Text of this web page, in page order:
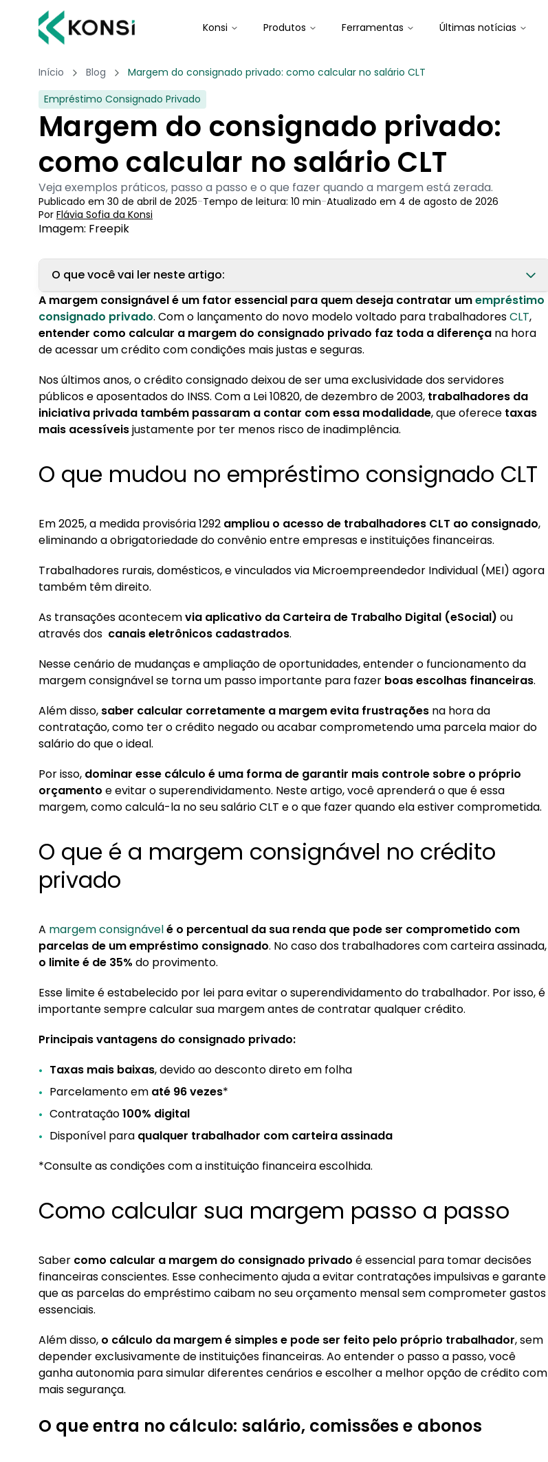
Konsi Produtos Ferramentas Últimas notícias
Início Blog
Margem do consignado privado: como calcular no salário CLT
Empréstimo Consignado Privado
Margem do consignado privado:
como calcular no salário CLT
Veja exemplos práticos, passo a passo e o que fazer quando a margem está zerada.
Publicado em 30 de abril de 2025-Tempo de leitura: 10 min-Atualizado em 4 de agosto de 2026
Por Flávia Sofia da Konsi
Imagem: Freepik
O que você vai ler neste artigo:
1. O que mudou no empréstimo consignado CLT
2. O que é a margem consignável no crédito privado
3.1. O que entra no cálculo: salário, comissões e abonos
3.2. O que não entra no cálculo da margem consignável
3.3. Percentual máximo da margem em 2025
5. Fatores que reduzem a margem disponível
A margem consignável é um fator essencial para quem deseja contratar umempréstimo
consignado privado. Com o lançamento do novo modelo voltado para trabalhadoresCLT,
entender como calcular a margem do consignado privado faz toda a diferença na hora
de acessar um crédito com condições mais justas e seguras.
Nos últimos anos, o crédito consignado deixou de ser uma exclusividade dos servidores
públicos e aposentados do INSS. Com a Lei 10820, de dezembro de 2003, trabalhadores da
iniciativa privada também passaram a contar com essa modalidade, que oferece taxas
mais acessíveisjustamente por ter menos risco de inadimplência.
O que mudou no empréstimo consignado CLT
Em 2025, a medida provisória 1292 ampliou o acesso de trabalhadores CLT ao consignado,
eliminando a obrigatoriedade do convênio entre empresas e instituições financeiras.
Trabalhadores rurais, domésticos, e vinculados via Microempreendedor Individual (MEI) agora
também têm direito.
As transações acontecemvia aplicativo da Carteira de Trabalho Digital (eSocial) ou
através dos canais eletrônicos cadastrados.
Nesse cenário de mudanças e ampliação de oportunidades, entender o funcionamento da
margem consignável se torna um passo importante para fazer boas escolhas financeiras.
Além disso, saber calcular corretamente a margem evita frustrações na hora da
contratação, como ter o crédito negado ou acabar comprometendo uma parcela maior do
salário do que o ideal.
Por isso, dominar esse cálculo é uma forma de garantir mais controle sobre o próprio
orçamento e evitar o superendividamento. Neste artigo, você aprenderá o que é essa
margem, como calculá-la no seu salário CLT e o que fazer quando ela estiver comprometida.
O que é a margem consignável no crédito
privado
A margem consignávelé o percentual da sua renda que pode ser comprometido com
parcelas de um empréstimo consignado. No caso dos trabalhadores com carteira assinada,
o limite é de 35% do provimento.
Esse limite é estabelecido por lei para evitar o superendividamento do trabalhador. Por isso, é
importante sempre calcular sua margem antes de contratar qualquer crédito.
Principais vantagens do consignado privado:
Taxas mais baixas, devido ao desconto direto em folha
Parcelamento em até 96 vezes*
Contratação100% digital
Disponível para qualquer trabalhador com carteira assinada
*Consulte as condições com a instituição financeira escolhida.
Como calcular sua margem passo a passo
Saber como calcular a margem do consignado privado é essencial para tomar decisões
financeiras conscientes. Esse conhecimento ajuda a evitar contratações impulsivas e garante
que as parcelas do empréstimo caibam no seu orçamento mensal sem comprometer gastos
essenciais.
Além disso, o cálculo da margem é simplese pode ser feito pelo próprio trabalhador, sem
depender exclusivamente de instituições financeiras. Ao entender o passo a passo, você
ganha autonomia para simular diferentes cenários e escolher a melhor opção de crédito com
mais segurança.
O que entra no cálculo: salário, comissões e abonos